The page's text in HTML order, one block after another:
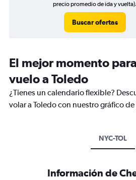
precio promedio de ida y vuelta).
Buscar ofertas
El mejor momento
vuelo a Toledo
¿Tienes un calendario flexible?
volar a Toledo con nuestro gráfico
NYC-TOL
Información de